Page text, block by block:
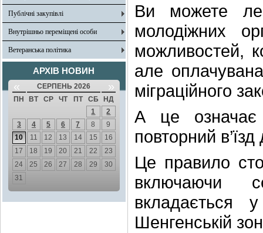
Публічні закупівлі
Внутрішньо переміщені особи
Ветеранська політика
АРХІВ НОВИН
« СЕРПЕНЬ 2026 »
ПН ВТ СР ЧТ ПТ СБ
НД
1
2
3
4 5 6 7 8
9
10
11 12 13 14 15
16
17
18 19 20 21 22
23
24
25 26 27 28 29
30
31
Ви можете
молодіжних
можливостей,
але
міграційного
А це означає
повторний
Це правило
включаючи
вкладається
Шенгенській